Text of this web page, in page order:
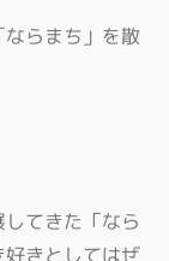
らまち」を散
てきた「なら
きとしてはぜ